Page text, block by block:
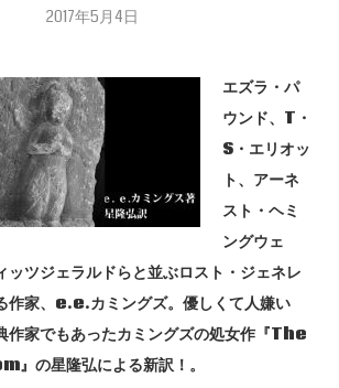
2017年5月4日
エズラ・パ
ウンド、T・
S・エリオッ
ト、アーネ
スト・ヘミ
ングウェ
ッツジェラルドらと並ぶロスト・ジェネレ
作家、e.e.カミングズ。優しくて人嫌い
作家でもあったカミングズの処女作『The
の星隆弘による新訳！。